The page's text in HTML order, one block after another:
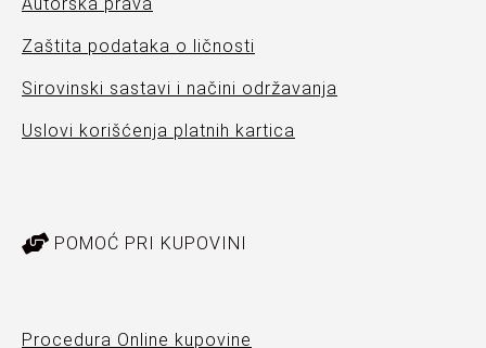
Zaštita podataka o ličnosti
Sirovinski sastavi i načini održavanja
Uslovi korišćenja platnih kartica
POMOĆ PRI KUPOVINI
Procedura Online kupovine